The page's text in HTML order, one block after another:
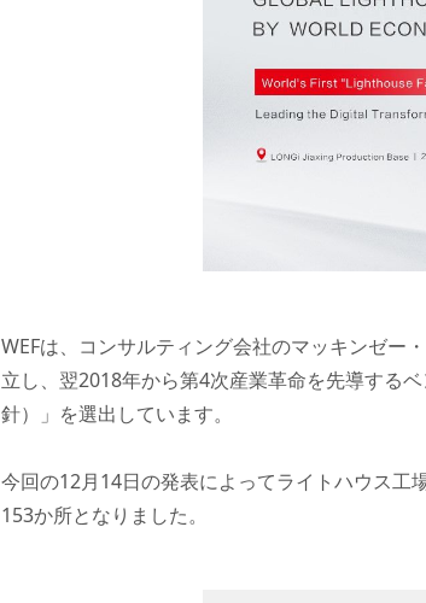
WEFは、コンサルティング会社のマッキンゼー
立し、翌2018年から第4次産業革命を先導する
針）」を選出しています。
今回の12月14日の発表によってライトハウス工
153か所となりました。